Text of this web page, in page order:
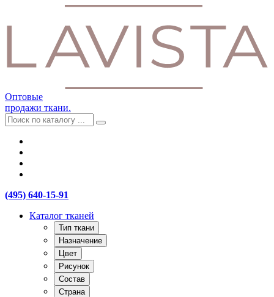
Оптовые
продажи ткани.
(495) 640-15-91
Каталог тканей
Тип ткани
Назначение
Цвет
Рисунок
Состав
Страна